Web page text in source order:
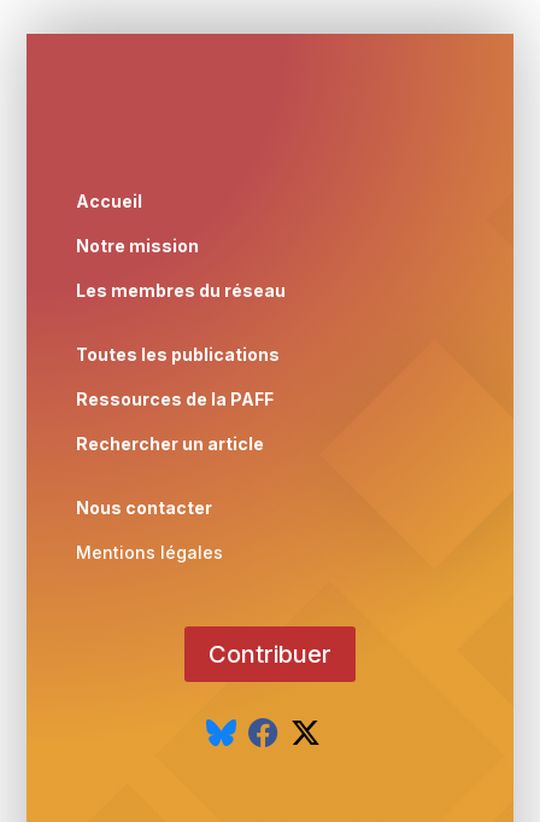
Accueil
Notre mission
Les membres du réseau
Toutes les publications
Ressources de la PAFF
Rechercher un article
Nous contacter
Mentions légales
Contribuer